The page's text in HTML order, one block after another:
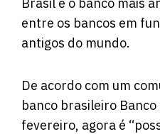
Brasil é o banco mais
entre os bancos em
antigos do mundo.
De acordo com um
banco brasileiro
fevereiro, agora é